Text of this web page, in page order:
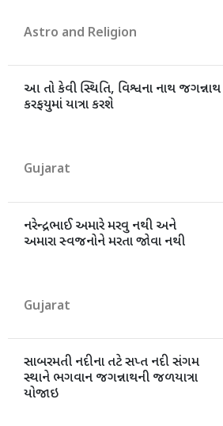
Astro and Religion
આ તો કેવી સ્થિતિ, વિશ્વના નાથ જગન્નાથ
કરફયુમાં યાત્રા કરશે
Gujarat
નરેન્દ્રભાઈ અમારે મરવુ નથી અને
અમારા સ્વજનોને મરતા જોવા નથી
Gujarat
સાબરમતી નદીના તટે સપ્ત નદી સંગમ
સ્થાને ભગવાન જગન્નાથની જળયાત્રા
યોજાઇ